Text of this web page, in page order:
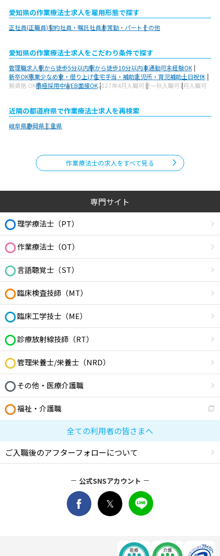
愛知県の作業療法士求人を雇用形態で探す
正社員(正職員)契約社員・嘱託社員非常勤・パートその他
愛知県の作業療法士求人をこだわり条件で探す
管理職求人駅から徒歩5分以内駅から徒歩10分以内車通勤可未経験OK
新卒OK残業少なめ寮・借り上げ住宅手当・補助託児所・育児補助土日祝休
無資格 OK積極採用中WEB面接OK2027年4月入職可夏～秋入職可1月入職可
近隣の都道府県で作業療法士求人を再検索
岐阜県静岡県三重県
作業療法士の求人をすべて見る
専門サイト
理学療法士（PT）
作業療法士（OT）
言語聴覚士（ST）
臨床検査技師（MT）
臨床工学技士（ME）
診療放射線技師（RT）
管理栄養士/栄養士（NRD）
その他・医療介護職
福祉・介護職
全ての利用者の皆さまへ
ご入職後のアフターフォローについて
公式SNSアカウント